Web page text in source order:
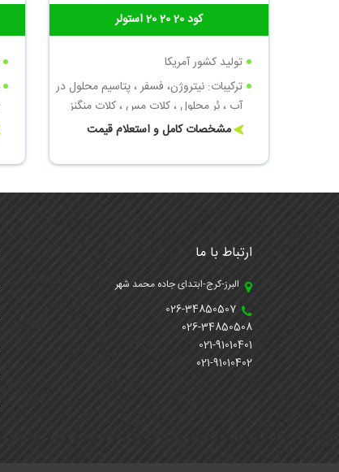
کود 20 20 20 استولر
تولید کشور آمریکا
ترکیبات: نیتروژن، فسفر ، پتاسیم محلول در
آب ، بُر محلول ، کلات مس ، کلات منگنز
مشخصات کامل و استعلام قیمت
ارتباط با ما
البرز-کرج-ابتدای جاده محمد شهر
026-34850507
026-34850508
021-91010401
021-91010402